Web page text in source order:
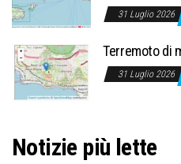
31 Luglio 2026
Terremoto di
31 Luglio 2026
Notizie più lette